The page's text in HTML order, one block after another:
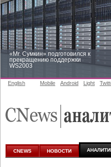
«Mr. Сумкин» подготовился к
прекращению поддержки
WS2003
аналитике
English Mobile Android Light
CNEWS НОВОСТИ